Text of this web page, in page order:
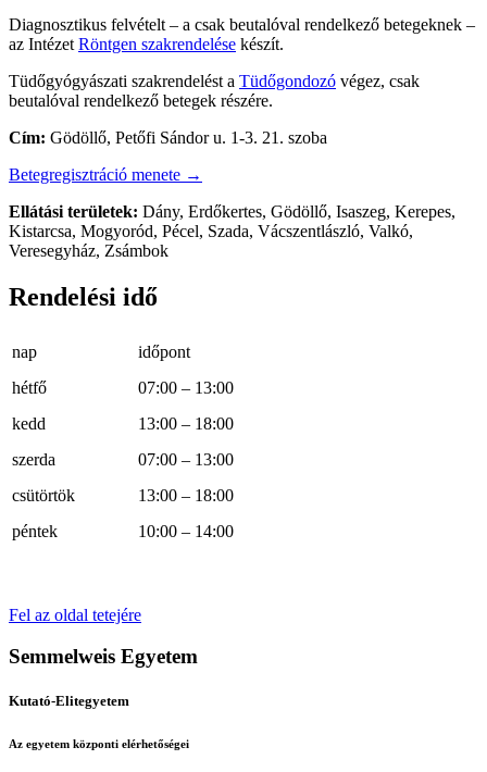
Diagnosztikus felvételt – a csak beutalóval rendelkező betegeknek –
az Intézet Röntgen szakrendelése készít.
Tüdőgyógyászati szakrendelést a Tüdőgondozó végez, csak
beutalóval rendelkező betegek részére.
Cím: Gödöllő, Petőfi Sándor u. 1-3. 21. szoba
Betegregisztráció menete →
Ellátási területek: Dány, Erdőkertes, Gödöllő, Isaszeg, Kerepes,
Kistarcsa, Mogyoród, Pécel, Szada, Vácszentlászló, Valkó,
Veresegyház, Zsámbok
Rendelési idő
nap
időpont
hétfő
07:00 – 13:00
kedd
13:00 – 18:00
szerda
07:00 – 13:00
csütörtök
13:00 – 18:00
péntek
10:00 – 14:00
Fel az oldal tetejére
Semmelweis Egyetem
Kutató-Elitegyetem
Az egyetem központi elérhetőségei